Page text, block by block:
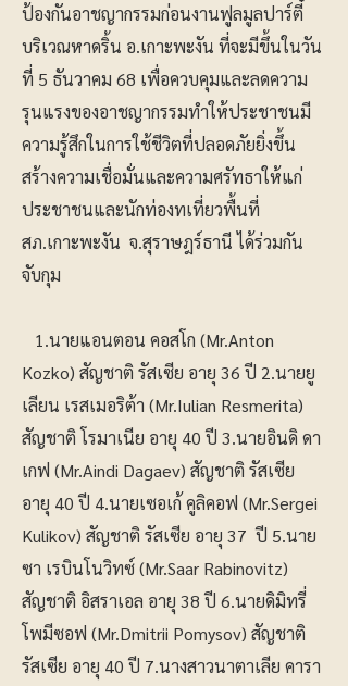
ป้องกันอาชญากรรมก่อนงานฟูลมูลปาร์ตี๋
บริเวณหาดริ้น อ.เกาะพะงัน ที่จะมีขึ้นในวัน
ที่ 5 ธันวาคม 68 เพื่อควบคุมและลดความ
รุนแรงของอาชญากรรมทำให้ประชาชนมี
ความรู้สึกในการใช้ชีวิตที่ปลอดภัยยิ่งขึ้น
สร้างความเชื่อมั่นและความศรัทธาให้แก่
ประชาชนและนักท่องทเที่ยวพื้นที่
สภ.เกาะพะงัน จ.สุราษฎร์ธานี ได้ร่วมกัน
จับกุม
1.นายแอนตอน คอสโก (Mr.Anton
Kozko) สัญชาติ รัสเซีย อายุ 36 ปี 2.นายยู
เลียน เรสเมอริต้า (Mr.Iulian Resmerita)
สัญชาติ โรมาเนีย อายุ 40 ปี 3.นายอินดิ ดา
เกฟ (Mr.Aindi Dagaev) สัญชาติ รัสเซีย
อายุ 40 ปี 4.นายเซอเก้ คูลิคอฟ (Mr.Sergei
Kulikov) สัญชาติ รัสเซีย อายุ 37 ปี 5.นาย
ซา เรบินโนวิทซ์ (Mr.Saar Rabinovitz)
สัญชาติ อิสราเอล อายุ 38 ปี 6.นายดิมิทรี่
โพมีซอฟ (Mr.Dmitrii Pomysov) สัญชาติ
รัสเซีย อายุ 40 ปี 7.นางสาวนาตาเลีย คารา